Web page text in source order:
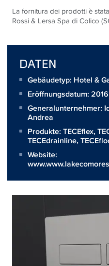
La fornitura dei prodotti è
Rossi & Lersa Spa di Colico
DATEN
Gebäudetyp: Hotel &
Eröffnungsdatum: 2016
Generalunternehmer:
Andrea
Produkte: TECEflex,
TECEdrainline,
Website: